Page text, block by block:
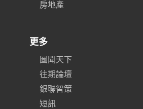
房地產
更多
圖聞天下
往期論壇
銀聯智策
短訊